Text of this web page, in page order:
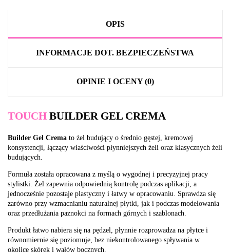
OPIS
INFORMACJE DOT. BEZPIECZEŃSTWA
OPINIE I OCENY (0)
TOUCH BUILDER GEL CREMA
Builder Gel Crema to żel budujący o średnio gęstej, kremowej
konsystencji, łączący właściwości płynniejszych żeli oraz klasycznych żeli
budujących.
Formuła została opracowana z myślą o wygodnej i precyzyjnej pracy
stylistki. Żel zapewnia odpowiednią kontrolę podczas aplikacji, a
jednocześnie pozostaje plastyczny i łatwy w opracowaniu. Sprawdza się
zarówno przy wzmacnianiu naturalnej płytki, jak i podczas modelowania
oraz przedłużania paznokci na formach górnych i szablonach.
Produkt łatwo nabiera się na pędzel, płynnie rozprowadza na płytce i
równomiernie się poziomuje, bez niekontrolowanego spływania w
okolice skórek i wałów bocznych.